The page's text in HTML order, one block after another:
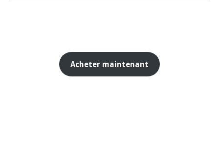
Acheter maintenant